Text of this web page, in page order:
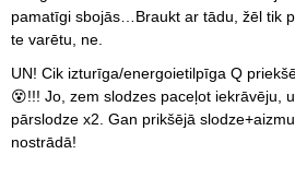
pamatīgi sbojās…Braukt ar tādu, žēl tik
te varētu, ne.
UN! Cik izturīga/energoietilpīga Q
😵!!! Jo, zem slodzes paceļot iekrāvēju,
pārslodze x2. Gan prikšējā
nostrādā!